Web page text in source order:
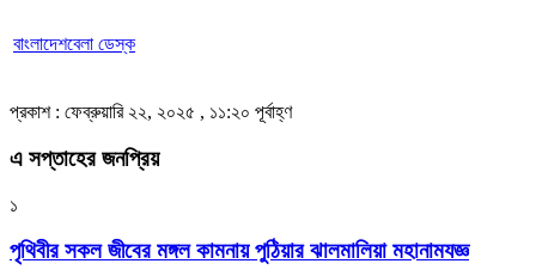
বাংলাদেশবেলা ডেস্ক
প্রকাশ : ফেব্রুয়ারি ২২, ২০২৫ , ১১:২০ পূর্বাহ্ণ
এ সপ্তাহের জনপ্রিয়
১
পৃথিবীর সকল জীবের মঙ্গল কামনায় পুঠিয়ার ঝালমালিয়া মহানামযজ্ঞ